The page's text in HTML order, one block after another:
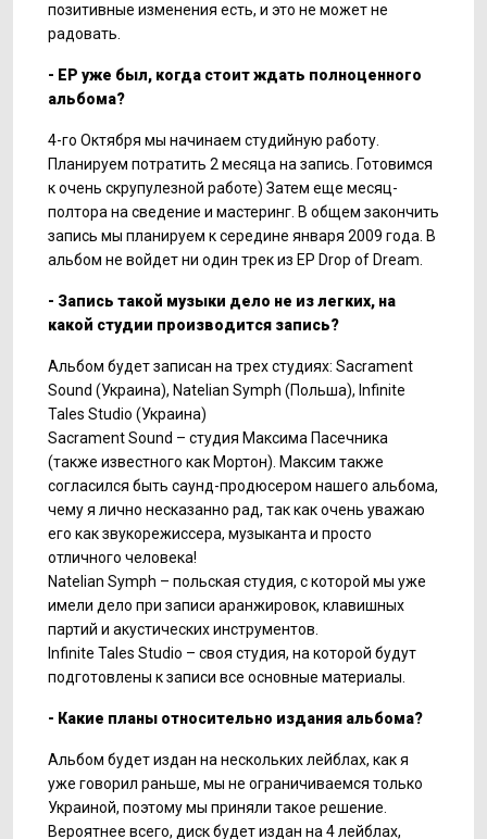
позитивные изменения есть, и это не может не
радовать.
- ЕР уже был, когда стоит ждать полноценного
альбома?
4-го Октября мы начинаем студийную работу.
Планируем потратить 2 месяца на запись. Готовимся
к очень скрупулезной работе) Затем еще месяц-
полтора на сведение и мастеринг. В общем закончить
запись мы планируем к середине января 2009 года. В
альбом не войдет ни один трек из EP Drop of Dream.
- Запись такой музыки дело не из легких, на
какой студии производится запись?
Альбом будет записан на трех студиях: Sacrament
Sound (Украина), Natelian Symph (Польша), Infinite
Tales Studio (Украина)
Sacrament Sound – студия Максима Пасечника
(также известного как Мортон). Максим также
согласился быть саунд-продюсером нашего альбома,
чему я лично несказанно рад, так как очень уважаю
его как звукорежиссера, музыканта и просто
отличного человека!
Natelian Symph – польская студия, с которой мы уже
имели дело при записи аранжировок, клавишных
партий и акустических инструментов.
Infinite Tales Studio – своя студия, на которой будут
подготовлены к записи все основные материалы.
- Какие планы относительно издания альбома?
Альбом будет издан на нескольких лейблах, как я
уже говорил раньше, мы не ограничиваемся только
Украиной, поэтому мы приняли такое решение.
Вероятнее всего, диск будет издан на 4 лейблах,